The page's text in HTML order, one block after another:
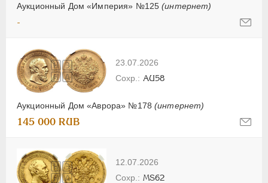
Аукционный Дом «Империя» №125(интернет)
-
23.07.2026
Аукционный Дом «Аврора» №178(интернет)
AU58
145 000 RUB
12.07.2026
MS62